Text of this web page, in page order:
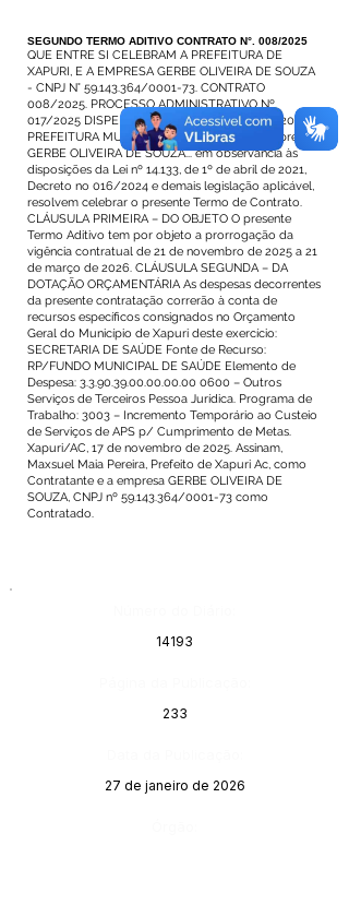
SEGUNDO TERMO ADITIVO CONTRATO N°. 008/2025
QUE ENTRE SI CELEBRAM A PREFEITURA DE
XAPURI, E A EMPRESA GERBE OLIVEIRA DE SOUZA
- CNPJ N° 59.143.364/0001-73. CONTRATO
008/2025. PROCESSO ADMINISTRATIVO Nº.
017/2025 DISPENSA DE LICITAÇÃO Nº. 006/2025. A
PREFEITURA MUNICIPAL DE XAPURI... e a empresa
GERBE OLIVEIRA DE SOUZA... em observância às
disposições da Lei nº 14.133, de 1º de abril de 2021,
Decreto no 016/2024 e demais legislação aplicável,
resolvem celebrar o presente Termo de Contrato.
CLÁUSULA PRIMEIRA – DO OBJETO O presente
Termo Aditivo tem por objeto a prorrogação da
vigência contratual de 21 de novembro de 2025 a 21
de março de 2026. CLÁUSULA SEGUNDA – DA
DOTAÇÃO ORÇAMENTÁRIA As despesas decorrentes
da presente contratação correrão à conta de
recursos específicos consignados no Orçamento
Geral do Município de Xapuri deste exercício:
SECRETARIA DE SAÚDE Fonte de Recurso:
RP/FUNDO MUNICIPAL DE SAÚDE Elemento de
Despesa: 3.3.90.39.00.00.00.00 0600 – Outros
Serviços de Terceiros Pessoa Jurídica. Programa de
Trabalho: 3003 – Incremento Temporário ao Custeio
de Serviços de APS p/ Cumprimento de Metas.
Xapuri/AC, 17 de novembro de 2025. Assinam,
Maxsuel Maia Pereira, Prefeito de Xapuri Ac, como
Contratante e a empresa GERBE OLIVEIRA DE
SOUZA, CNPJ nº 59.143.364/0001-73 como
Contratado.
14193
233
27 de janeiro de 2026